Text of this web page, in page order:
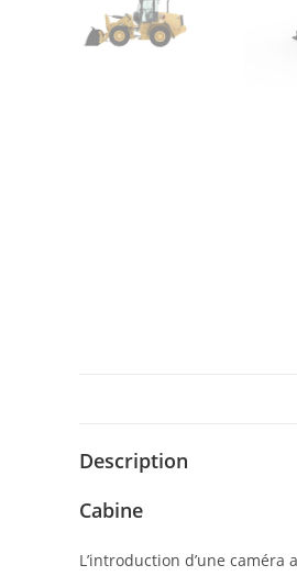
Description
Cabine
L’introduction d’une